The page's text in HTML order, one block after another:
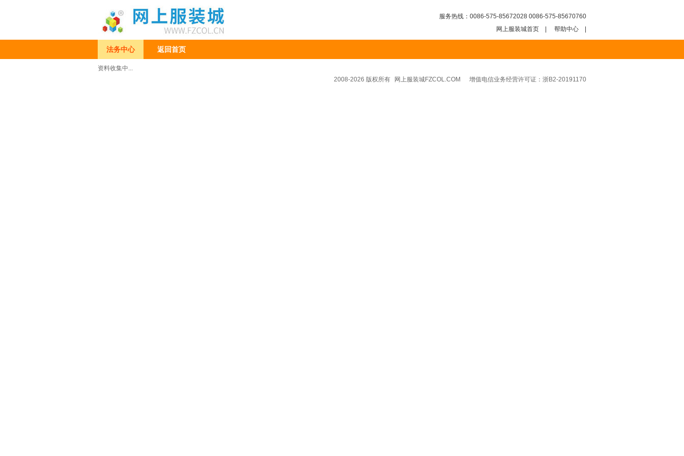
服务热线：0086-575-85672028 0086-575-85670760
网上服装城首页
帮助中心
法务中心 返回首页
资料收集中...
2008-2026 版权所有
网上服装城FZCOL.COM 增值电信业务经营许可证：浙B2-20191170